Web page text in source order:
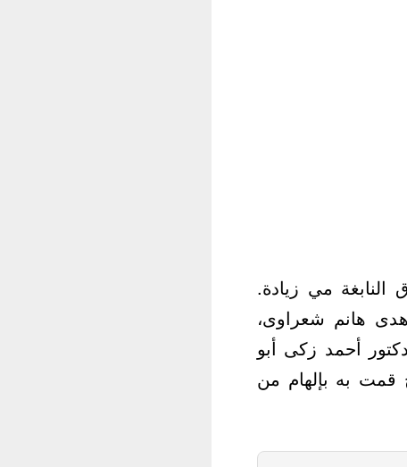
مي زيادة.
هانم شعراوى،
أحمد زكى أبو
به بإلهام من